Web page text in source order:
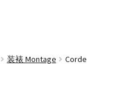
装裱 Montage
Corde